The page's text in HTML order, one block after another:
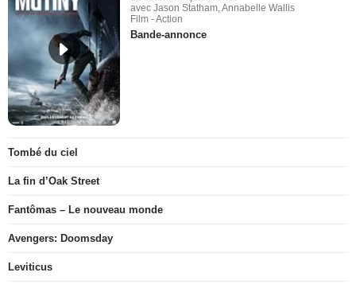
avec Jason Statham, Annabelle Wallis
Film - Action
Bande-annonce
Tombé du ciel
La fin d’Oak Street
Fantômas – Le nouveau monde
Avengers: Doomsday
Leviticus